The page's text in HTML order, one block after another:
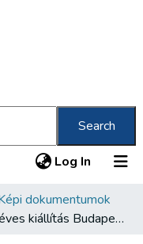
Search
Log In (current)
dokumentumok
Ezredéves kiállítás Budapest, 1896 Ős Budavár kimenet : Ausgang : sortie /